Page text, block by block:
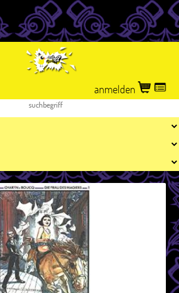
anmelden